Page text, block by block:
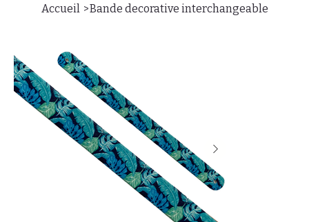
Accueil >Bande decorative interchangeable